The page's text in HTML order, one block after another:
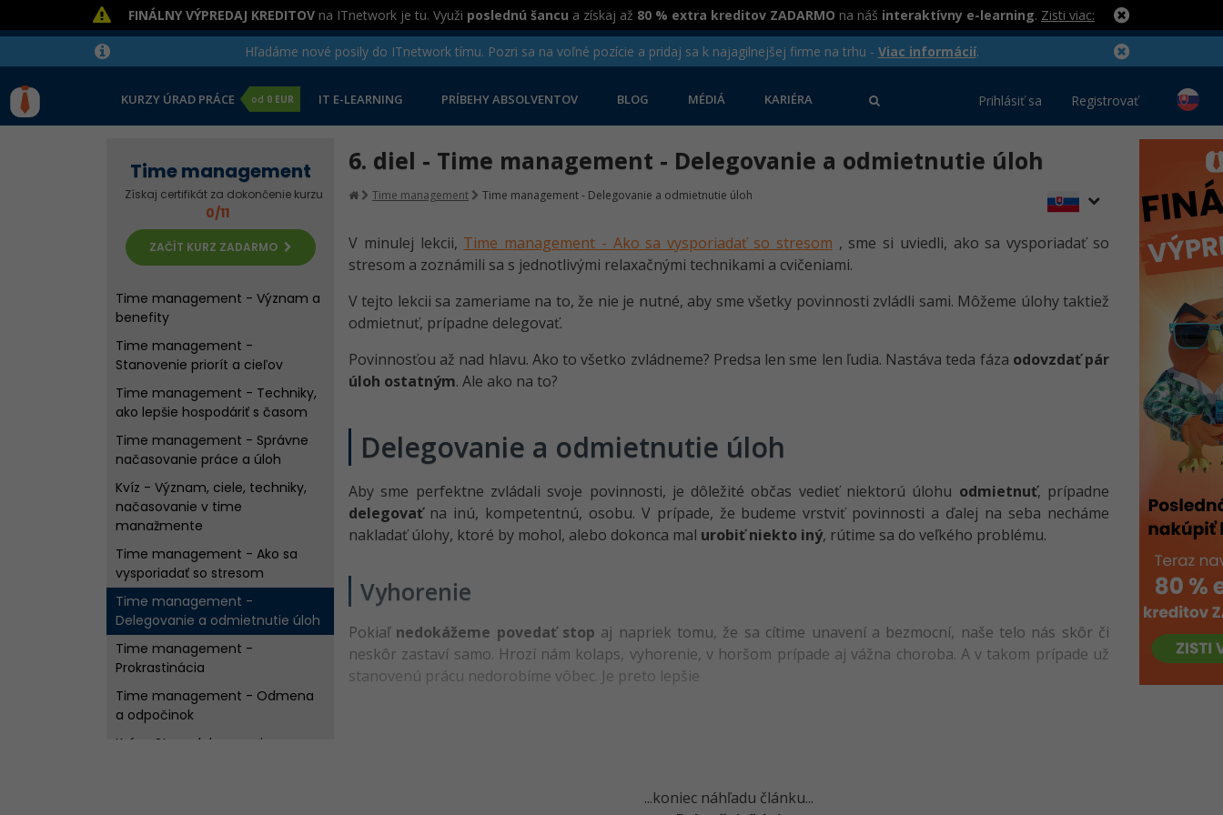
FINÁLNY VÝPREDAJ KREDITOV na ITnetwork je tu. Využi poslednú šancu a získaj až 80 % extra kreditov ZADARMO na náš interaktívny e-learning. Zisti viac:
Hľadáme nové posily do ITnetwork tímu. Pozri sa na voľné pozície a pridaj sa k najagilnejšej firme na trhu - Viac informácií.
KURZY ÚRAD PRÁCE od 0 EUR IT E-LEARNING PRÍBEHY ABSOLVENTOV BLOG MÉDIÁ KARIÉRA Prihlásiť sa Registrovať
Time management
Získaj certifikát za dokončenie kurzu
0/11
ZAČÍT KURZ ZADARMO
Time management - Význam a
benefity
Time management -
Stanovenie priorít a cieľov
Time management - Techniky,
ako lepšie hospodáriť s časom
Time management - Správne
načasovanie práce a úloh
Kvíz - Význam, ciele, techniky,
načasovanie v time
manažmente
Time management - Ako sa
vysporiadať so stresom
Time management -
Delegovanie a odmietnutie úloh
Time management -
Prokrastinácia
Time management - Odmena
a odpočinok
Kvíz - Stres, delegovanie,
6. diel - Time management - Delegovanie a odmietnutie úloh
Time management Time management - Delegovanie a odmietnutie úloh
V minulej lekcii, Time management - Ako sa vysporiadať so stresom , sme si uviedli, ako sa vysporiadať so
stresom a zoznámili sa s jednotlivými relaxačnými technikami a cvičeniami.
V tejto lekcii sa zameriame na to, že nie je nutné, aby sme všetky povinnosti zvládli sami. Môžeme úlohy taktiež
odmietnuť, prípadne delegovať.
Povinnosťou až nad hlavu. Ako to všetko zvládneme? Predsa len sme len ľudia. Nastáva teda fáza odovzdať pár
úloh ostatným. Ale ako na to?
Delegovanie a odmietnutie úloh
Aby sme perfektne zvládali svoje povinnosti, je dôležité občas vedieť niektorú úlohu odmietnuť, prípadne
delegovaťna inú, kompetentnú, osobu. V prípade, že budeme vrstviť povinnosti a ďalej na seba necháme
nakladať úlohy, ktoré by mohol, alebo dokonca mal urobiť niekto iný, rútime sa do veľkého problému.
Vyhorenie
Pokiaľ nedokážeme povedať stop aj napriek tomu, že sa cítime unavení a bezmocní, naše telo nás skôr či
neskôr zastaví samo. Hrozí nám kolaps, vyhorenie, v horšom prípade aj vážna choroba. A v takom prípade už
stanovenú prácu nedorobíme vôbec. Je preto lepšie
...koniec náhľadu článku...